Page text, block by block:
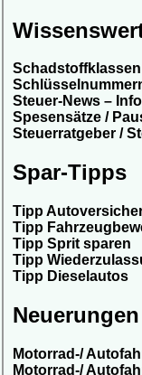
Schadstoffklassen
Steuer-News –
Spesensätze /
Steuerratgeber /
Spar-Tipps
Tipp
Tipp
Tipp Sprit sparen
Tipp
Tipp Dieselautos
Neuerungen
Motorrad-/
Motorrad-/